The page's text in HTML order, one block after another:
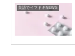
英語でイマドキNEWS